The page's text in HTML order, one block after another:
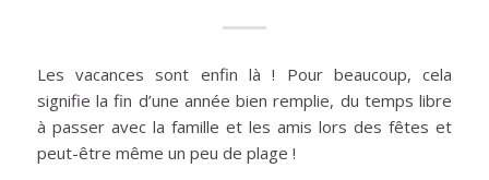
Les vacances sont enfin là ! Pour beaucoup, cela
signifie la fin d’une année bien remplie, du temps libre
à passer avec la famille et les amis lors des fêtes et
peut-être même un peu de plage !